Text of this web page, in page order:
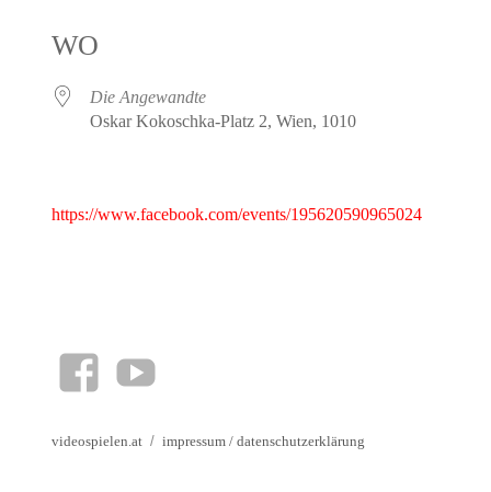
WO
Die Angewandte
Oskar Kokoschka-Platz 2, Wien, 1010
https://www.facebook.com/events/195620590965024
facebookYouTube
videospielen.at impressum /datenschutzerklärung